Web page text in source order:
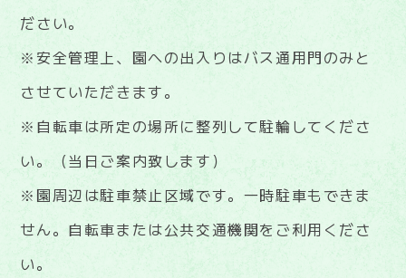
ださい。
※安全管理上、園への出入りはバス通用門のみと
させていただきます。
※自転車は所定の場所に整列して駐輪してくださ
い。（当日ご案内致します）
※園周辺は駐車禁止区域です。一時駐車もできま
せん。自転車または公共交通機関をご利用くださ
い。